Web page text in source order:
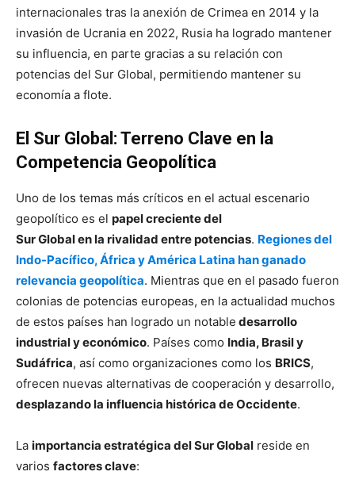
internacionales tras la anexión de Crimea en 2014 y la
invasión de Ucrania en 2022, Rusia ha logrado mantener
su influencia, en parte gracias a su relación con
potencias del Sur Global, permitiendo mantener su
economía a flote.
El Sur Global: Terreno Clave en la
Competencia Geopolítica
Uno de los temas más críticos en el actual escenario
geopolítico es el papel creciente del
Sur Global en la rivalidad entre potencias. Regiones del
Indo-Pacífico, África y América Latina han ganado
relevancia geopolítica. Mientras que en el pasado fueron
colonias de potencias europeas, en la actualidad muchos
de estos países han logrado un notable desarrollo
industrial y económico. Países como India, Brasil y
Sudáfrica, así como organizaciones como los BRICS,
ofrecen nuevas alternativas de cooperación y desarrollo,
desplazando la influencia histórica de Occidente.
La importancia estratégica del Sur Global reside en
varios factores clave: